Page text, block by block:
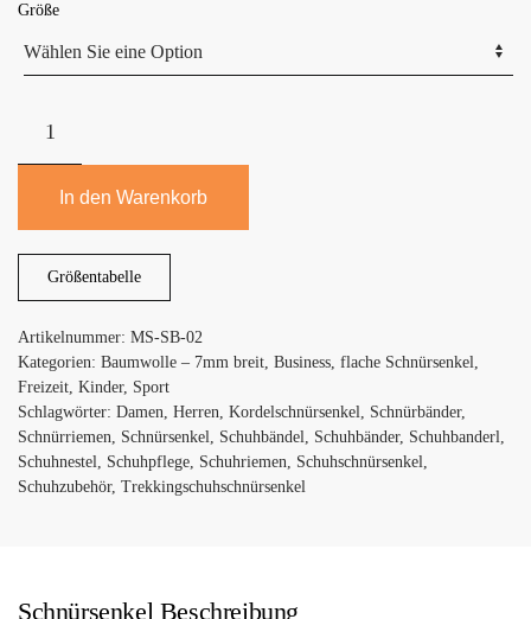
Größe
Swiss
Premium-
Schnürsenkel
für
Sneakers,
sowie
und
Sportschuhe
Menge
In den Warenkorb
Größentabelle
Artikelnummer: MS-SB-02
Kategorien: Baumwolle – 7mm breit, Business, flache Schnürsenkel,
Freizeit, Kinder, Sport
Schlagwörter: Damen, Herren, Kordelschnürsenkel, Schnürbänder,
Schnürriemen, Schnürsenkel, Schuhbändel, Schuhbänder, Schuhbanderl,
Schuhnestel, Schuhpflege, Schuhriemen, Schuhschnürsenkel,
Schuhzubehör, Trekkingschuhschnürsenkel
Schnürsenkel Beschreibung